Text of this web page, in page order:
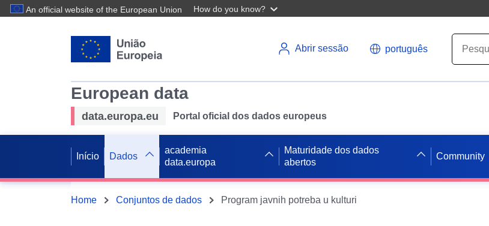
An official website of the European Union How do you know?
Abrir sessão português
European data
data.europa.eu Portal oficial dos dados europeus
Início Dados
academia
data.europa
Maturidade dos dados
abertos
Community
Home Conjuntos de dados Program javnih potreba u kulturi